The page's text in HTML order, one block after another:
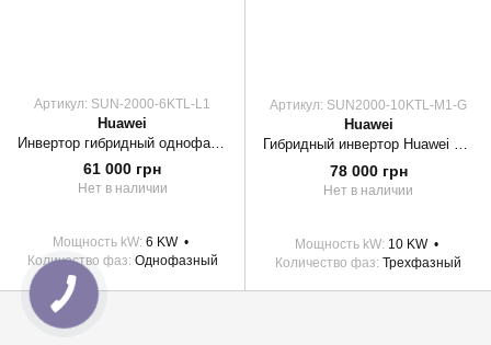
Артикул: SUN-2000-6KTL-L1
Huawei
61 000 грн
Нет в наличии
Мощность kW 6 KW
Количество фаз Однофазный
Артикул: SUN2000-10KTL-M1-G
Huawei
Гибридный инвертор Huawei SUN2000-10KTL-M1
78 000 грн
Нет в наличии
Мощность kW 10 KW
Количество фаз Трехфазный